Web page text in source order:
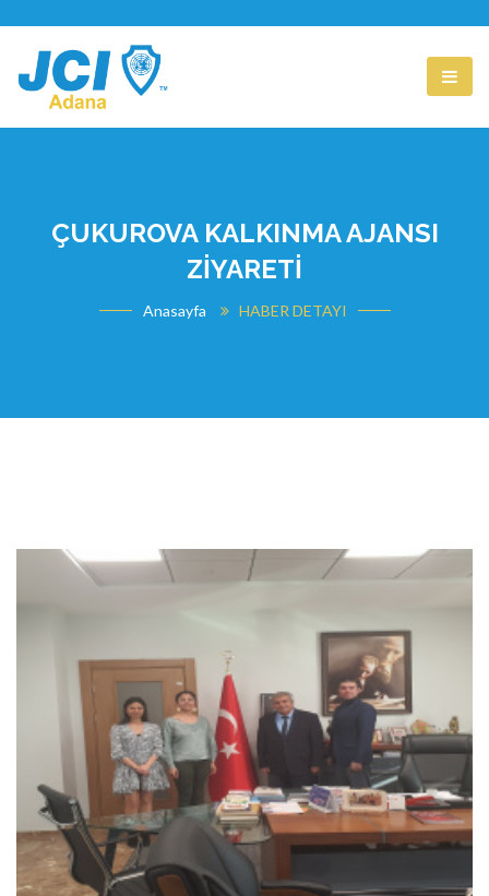
ÇUKUROVA KALKINMA AJANSI
ZİYARETİ
Anasayfa HABER DETAYI